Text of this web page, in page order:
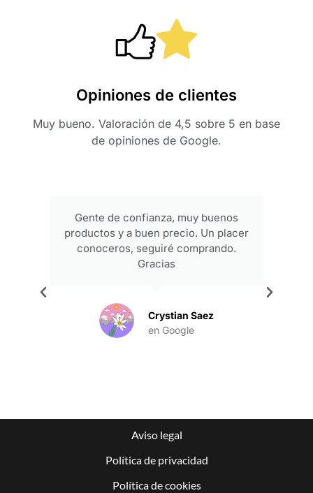
Opiniones de clientes
Muy bueno. Valoración de 4,5 sobre 5 en base
de opiniones de Google.
Gente de confianza, muy buenos
productos y a buen precio. Un placer
conoceros, seguiré comprando.
Gracias
Crystian Saez
en Google
Aviso legal
Política de privacidad
Política de cookies